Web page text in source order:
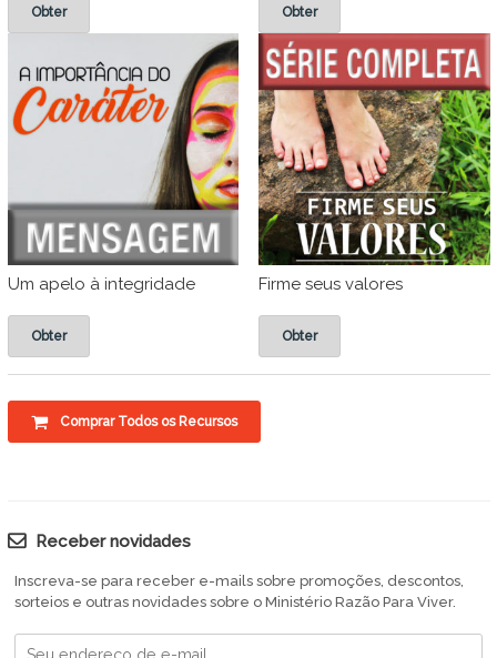
Obter Obter
Um apelo à integridade
Obter
Firme seus valores
Obter
Comprar Todos os Recursos
Receber novidades
Inscreva-se para receber e-mails sobre promoções, descontos,
sorteios e outras novidades sobre o Ministério Razão Para Viver.